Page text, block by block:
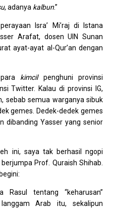
, adanya kalbun.”
Isra’ Mi’raj di Istana
Arafat, dosen UIN Sunan
ayat-ayat al-Qur’an dengan
kimcilpenghuni provinsi
Twitter. Kalau di provinsi IG,
sebab semua warganya sibuk
gemes. Dedek-dedek gemes
dibanding Yasser yang senior
ini, saya tak berhasil ngopi
Prof. Quraish Shihab.
Rasul tentang “keharusan”
Arab itu, sekalipun